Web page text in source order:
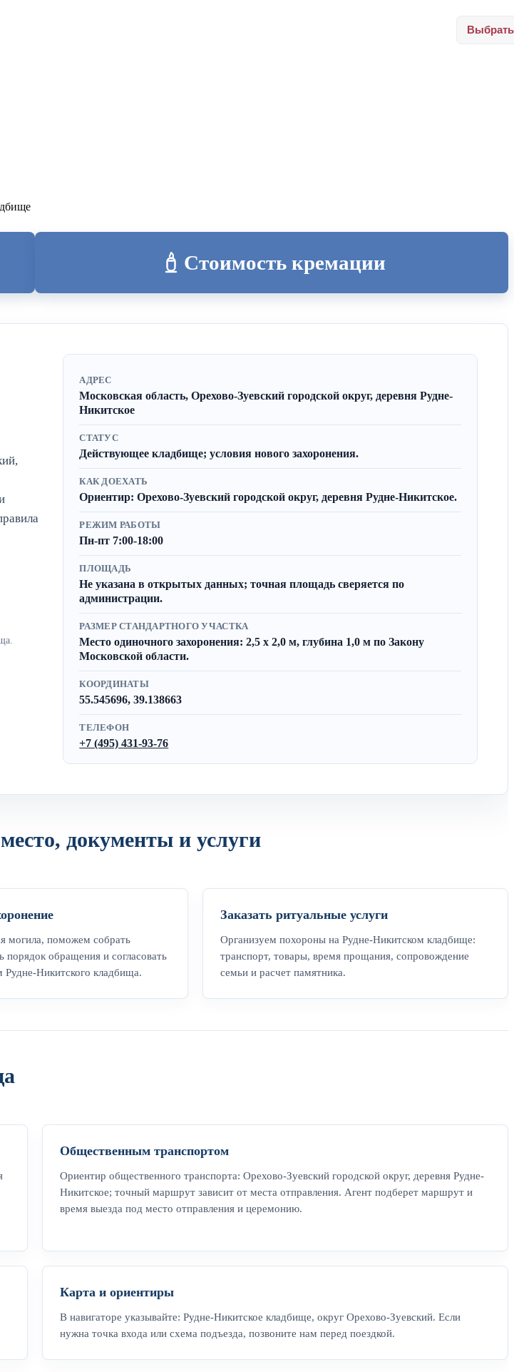
Стоимость кремации
АДРЕС
Московская область, Орехово-Зуевский городской округ, деревня Рудне-
Никитское
СТАТУС
Действующее кладбище; условия нового захоронения.
КАК ДОЕХАТЬ
Ориентир: Орехово-Зуевский городской округ, деревня Рудне-Никитское.
РЕЖИМ РАБОТЫ
Пн-пт 7:00-18:00
ПЛОЩАДЬ
Не указана в открытых данных; точная площадь сверяется по
администрации.
РАЗМЕР СТАНДАРТНОГО УЧАСТКА
Место одиночного захоронения: 2,5 x 2,0 м, глубина 1,0 м по Закону
Московской области.
КООРДИНАТЫ
55.545696, 39.138663
ТЕЛЕФОН
+7 (495) 431-93-76
документы и услуги
могила, поможем собрать
порядок обращения и согласовать
Рудне-Никитского кладбища.
Заказать ритуальные услуги
Организуем похороны на Рудне-Никитском кладбище:
транспорт, товары, время прощания, сопровождение
семьи и расчет памятника.
Общественным транспортом
Ориентир общественного транспорта: Орехово-Зуевский городской округ, деревня Рудне-
Никитское; точный маршрут зависит от места отправления. Агент подберет маршрут и
время выезда под место отправления и церемонию.
Карта и ориентиры
В навигаторе указывайте: Рудне-Никитское кладбище, округ Орехово-Зуевский. Если
нужна точка входа или схема подъезда, позвоните нам перед поездкой.